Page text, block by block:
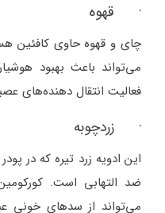
· قهوه
چای و قهوه حاوی کافئین
می‌تواند باعث بهبود
فعالیت انتقال دهنده‌های
· زردچوبه
این ادویه زرد تیره که در
ضد التهابی است.
می‌تواند از سدهای خونی